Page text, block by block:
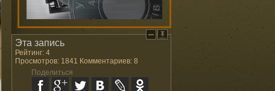
Эта запись
Рейтинг: 4
Просмотров: 1841 Комментариев: 8
Поделиться